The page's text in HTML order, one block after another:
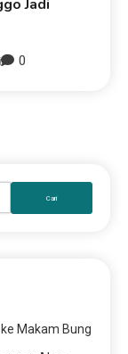
Jadi
0
Makam Bung